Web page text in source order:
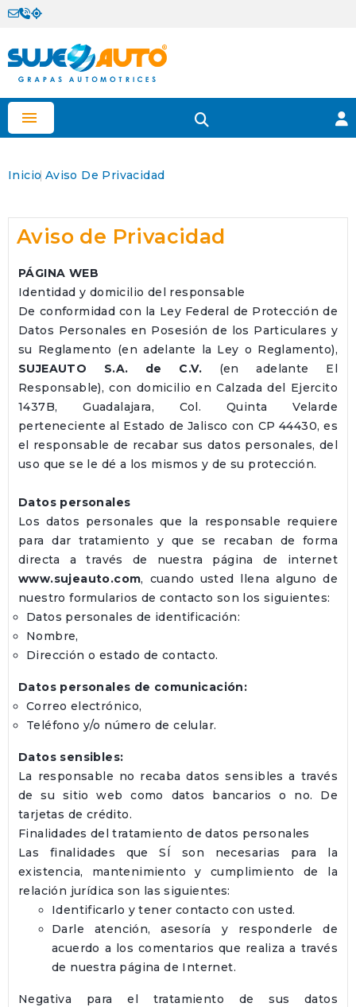

Inicio Aviso De Privacidad
Aviso de Privacidad
PÁGINA WEB
Identidad y domicilio del responsable
De conformidad con la Ley Federal de Protección de
Datos Personales en Posesión de los Particulares y
su Reglamento (en adelante la Ley o Reglamento),
SUJEAUTO S.A. de C.V. (en adelante El
Responsable), con domicilio en Calzada del Ejercito
1437B, Guadalajara, Col. Quinta Velarde
perteneciente al Estado de Jalisco con CP 44430, es
el responsable de recabar sus datos personales, del
uso que se le dé a los mismos y de su protección.
Datos personales
Los datos personales que la responsable requiere
para dar tratamiento y que se recaban de forma
directa a través de nuestra página de internet
www.sujeauto.com, cuando usted llena alguno de
nuestro formularios de contacto son los siguientes:
Datos personales de identificación:
Nombre,
Dirección o estado de contacto.
Datos personales de comunicación:
Correo electrónico,
Teléfono y/o número de celular.
Datos sensibles:
La responsable no recaba datos sensibles a través
de su sitio web como datos bancarios o no. De
tarjetas de crédito.
Finalidades del tratamiento de datos personales
Las finalidades que SÍ son necesarias para la
existencia, mantenimiento y cumplimiento de la
relación jurídica son las siguientes:
Identificarlo y tener contacto con usted.
Darle atención, asesoría y responderle de
acuerdo a los comentarios que realiza a través
de nuestra página de Internet.
Negativa para el tratamiento de sus datos